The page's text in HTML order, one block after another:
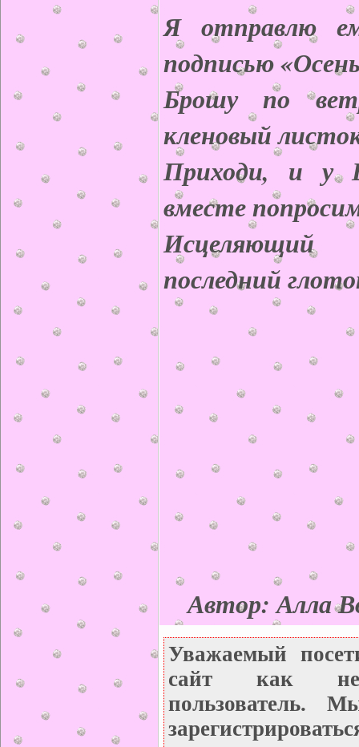
Я отправлю
подписью
Брошу по
кленовый
Приходи, и у
вместе
Исцеляющий
последний
Автор: Алла
Уважаемый
сайт как
пользователь.